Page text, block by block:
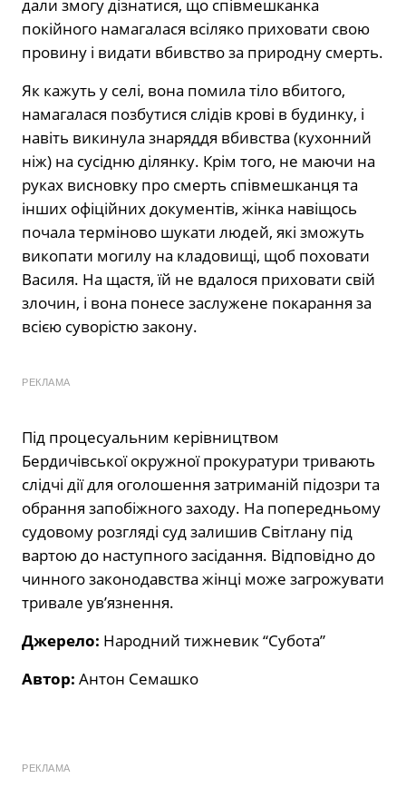
дали змогу дізнатися, що співмешканка
покійного намагалася всіляко приховати свою
провину і видати вбивство за природну смерть.
Як кажуть у селі, вона помила тіло вбитого,
намагалася позбутися слідів крові в будинку, і
навіть викинула знаряддя вбивства (кухонний
ніж) на сусідню ділянку. Крім того, не маючи на
руках висновку про смерть співмешканця та
інших офіційних документів, жінка навіщось
почала терміново шукати людей, які зможуть
викопати могилу на кладовищі, щоб поховати
Василя. На щастя, їй не вдалося приховати свій
злочин, і вона понесе заслужене покарання за
всією суворістю закону.
РЕКЛАМА
Під процесуальним керівництвом
Бердичівської окружної прокуратури тривають
слідчі дії для оголошення затриманій підозри та
обрання запобіжного заходу. На попередньому
судовому розгляді суд залишив Світлану під
вартою до наступного засідання. Відповідно до
чинного законодавства жінці може загрожувати
тривале ув’язнення.
Джерело: Народний тижневик “Субота”
Автор: Антон Семашко
РЕКЛАМА